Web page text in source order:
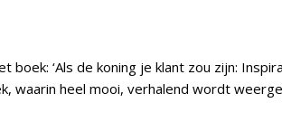
boek: ‘Als de koning je klant zou zijn:
waarin heel mooi, verhalend wordt